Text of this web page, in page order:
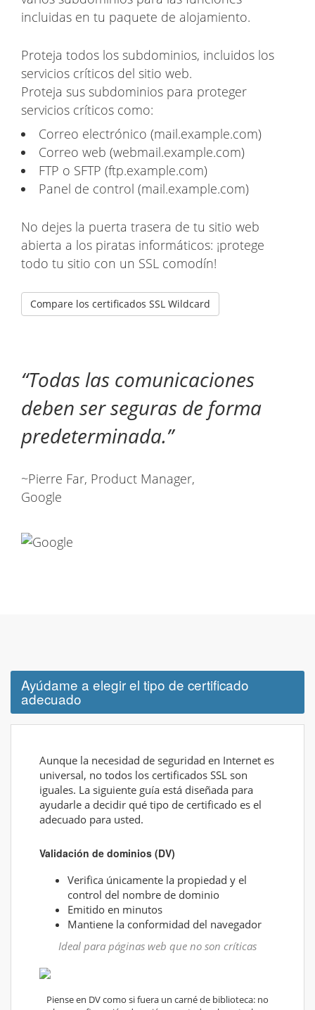
incluidas en tu paquete de alojamiento.
Proteja todos los subdominios, incluidos los
servicios críticos del sitio web.
Proteja sus subdominios para proteger
servicios críticos como:
Correo electrónico (mail.example.com)
Correo web (webmail.example.com)
FTP o SFTP (ftp.example.com)
Panel de control (mail.example.com)
No dejes la puerta trasera de tu sitio web
abierta a los piratas informáticos: ¡protege
todo tu sitio con un SSL comodín!
Compare los certificados SSL Wildcard
Todas las comunicaciones
deben ser seguras de forma
predeterminada.
~Pierre Far, Product Manager,
Google
Ayúdame a elegir el tipo de certificado
adecuado
Aunque la necesidad de seguridad en Internet es
universal, no todos los certificados SSL son
iguales. La siguiente guía está diseñada para
ayudarle a decidir qué tipo de certificado es el
adecuado para usted.
Validación de dominios (DV)
Verifica únicamente la propiedad y el
control del nombre de dominio
Emitido en minutos
Mantiene la conformidad del navegador
Ideal para páginas web que no son críticas
Piense en DV como si fuera un carné de biblioteca: no